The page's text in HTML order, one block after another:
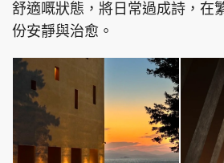
舒適嘅狀態，將日常過成詩，在
份安靜與治愈。